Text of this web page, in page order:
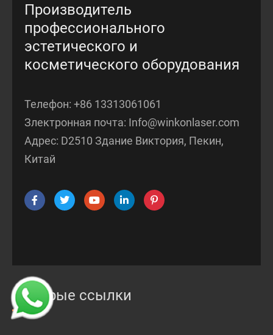
Производитель
профессионального
эстетического и
косметического оборудования
Телефон: +86 13313061061
Злектронная почта: Info@winkonlaser.com
Адрес: D2510 Здание Виктория, Пекин,
Китай
Быстрые ссылки